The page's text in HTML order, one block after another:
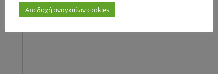
Αποδοχή αναγκαίων cookies